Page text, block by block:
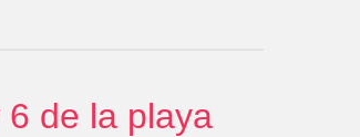
de la playa